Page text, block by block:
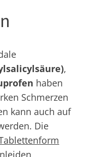
,
haben
Schmerzen
kann auch auf
Die